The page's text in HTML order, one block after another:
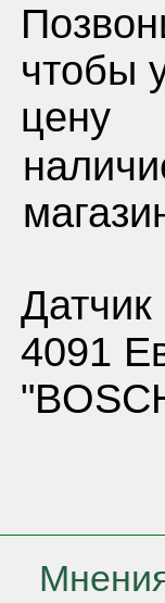
чтобы
цену
4091